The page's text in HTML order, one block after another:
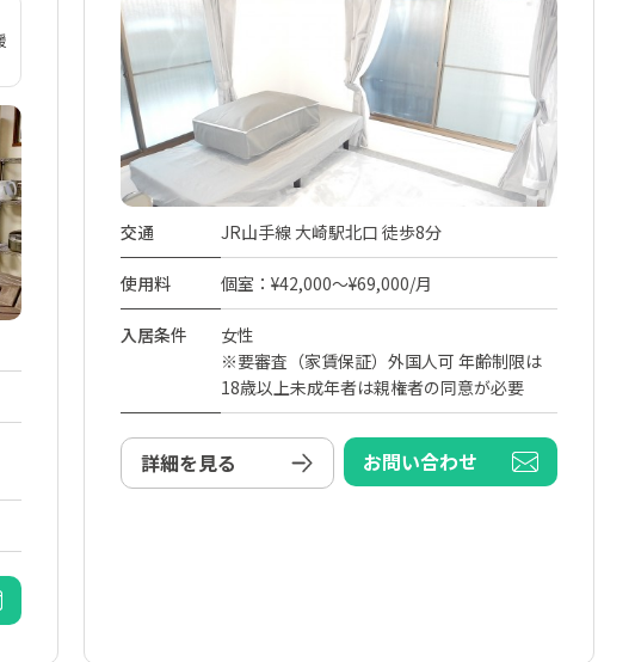
交通 JR山手線 大崎駅北口 徒歩8分
使用料 個室：¥42,000～¥69,000/月
入居条件
女性
※要審査（家賃保証）外国人可 年齢制限は
18歳以上未成年者は親権者の同意が必要
詳細を見る お問い合わせ